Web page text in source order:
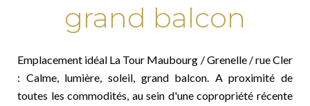
grand balcon
Emplacement idéal La Tour Maubourg / Grenelle / rue Cler
: Calme, lumière, soleil, grand balcon. A proximité de
toutes les commodités, au sein d'une copropriété récente